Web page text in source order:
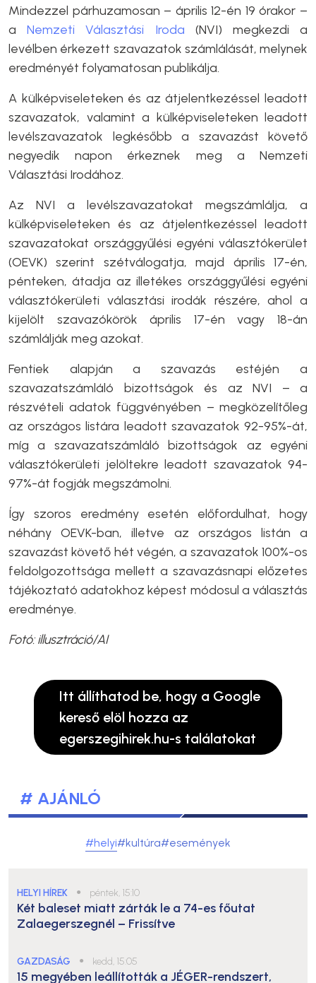
Mindezzel párhuzamosan – április 12-én 19 órakor –
aNemzeti Választási Iroda (NVI) megkezdi a
levélben érkezett szavazatok számlálását, melynek
eredményét folyamatosan publikálja.
A külképviseleteken és az átjelentkezéssel leadott
szavazatok, valamint a külképviseleteken leadott
levélszavazatok legkésőbb a szavazást követő
negyedik napon érkeznek meg a Nemzeti
Választási Irodához.
Az NVI a levélszavazatokat megszámlálja, a
külképviseleteken és az átjelentkezéssel leadott
szavazatokat országgyűlési egyéni választókerület
(OEVK) szerint szétválogatja, majd április 17-én,
pénteken, átadja az illetékes országgyűlési egyéni
választókerületi választási irodák részére, ahol a
kijelölt szavazókörök április 17-én vagy 18-án
számlálják meg azokat.
Fentiek alapján a szavazás estéjén a
szavazatszámláló bizottságok és az NVI – a
részvételi adatok függvényében – megközelítőleg
az országos listára leadott szavazatok 92-95%-át,
míg a szavazatszámláló bizottságok az egyéni
választókerületi jelöltekre leadott szavazatok 94-
97%-át fogják megszámolni.
Így szoros eredmény esetén előfordulhat, hogy
néhány OEVK-ban, illetve az országos listán a
szavazást követő hét végén, a szavazatok 100%-os
feldolgozottsága mellett a szavazásnapi előzetes
tájékoztató adatokhoz képest módosul a választás
eredménye.
Fotó: illusztráció/AI
Itt állíthatod be, hogy a Google
kereső elöl hozza az
egerszegihirek.hu-s találatokat
# AJÁNLÓ
#helyi#kultúra#események
HELYI HÍREK ● péntek, 15:10
Két baleset miatt zárták le a 74-es főutat
Zalaegerszegnél – Frissítve
GAZDASÁG ● kedd, 15:05
15 megyében leállították a JÉGER-rendszert,